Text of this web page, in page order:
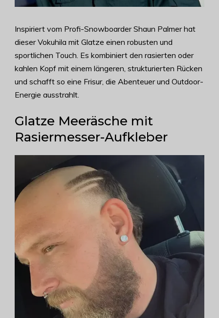
Inspiriert vom Profi-Snowboarder Shaun Palmer hat
dieser Vokuhila mit Glatze einen robusten und
sportlichen Touch. Es kombiniert den rasierten oder
kahlen Kopf mit einem längeren, strukturierten Rücken
und schafft so eine Frisur, die Abenteuer und Outdoor-
Energie ausstrahlt.
Glatze Meeräsche mit
Rasiermesser-Aufkleber